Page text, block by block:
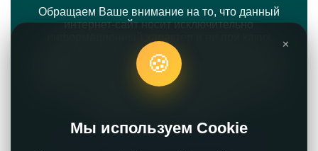
Обращаем Ваше внимание на то, что данный
интернет-сайт носит исключительно
условиях информационные материалы и цены,
размещенные на сайте, не являются публичной
офертой, определяемой положениями Статей
435 и 437 Гражданского кодекса РФ. Политика
Политики обработки персональных данных
✕
🍪
Мы используем Cookie